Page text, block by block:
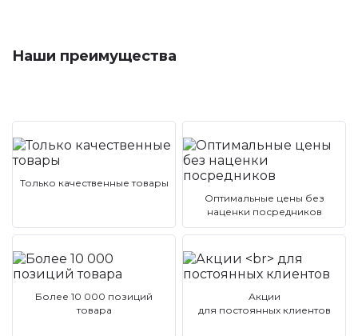
Наши преимущества
Только качественные товары
Оптимальные цены без
наценки посредников
Более 10 000 позиций
товара
Акции
для постоянных клиентов